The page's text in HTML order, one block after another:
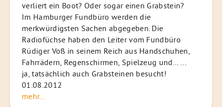
verliert ein Boot? Oder sogar einen Grabstein?
Im Hamburger Fundbüro werden die
merkwürdigsten Sachen abgegeben. Die
Radiofüchse haben den Leiter vom Fundbüro
Rüdiger Voß in seinem Reich aus Handschuhen,
Fahrrädern, Regenschirmen, Spielzeug und... ...
ja, tatsächlich auch Grabsteinen besucht!
01.08.2012
mehr...